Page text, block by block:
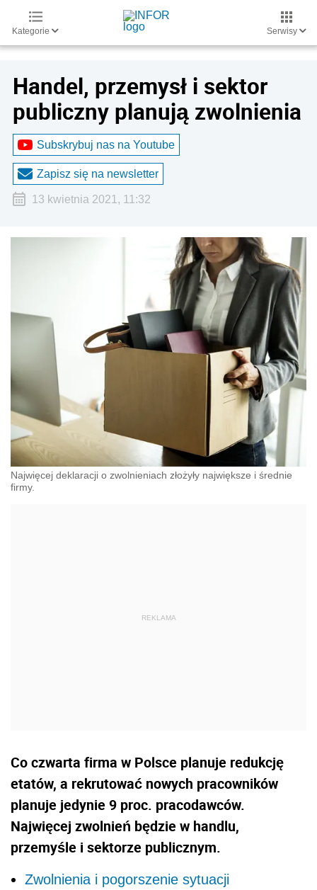
Kategorie Serwisy
Handel, przemysł i sektor
publiczny planują zwolnienia
Subskrybuj nas na Youtube
Zapisz się na newsletter
13 kwietnia 2021, 11:32
Najwięcej deklaracji o zwolnieniach złożyły największe i średnie
firmy.
Co czwarta firma w Polsce planuje redukcję
etatów, a rekrutować nowych pracowników
planuje jedynie 9 proc. pracodawców.
Najwięcej zwolnień będzie w handlu,
przemyśle i sektorze publicznym.
Zwolnienia i pogorszenie sytuacji